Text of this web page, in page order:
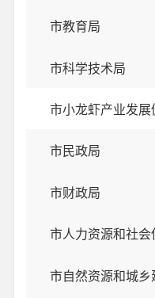
市教育局
市科学技术局
市小龙虾产业发展
市民政局
市财政局
市人力资源和社会
市自然资源和城乡